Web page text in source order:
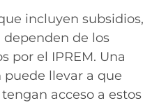
incluyen subsidios,
dependen de los
por el IPREM. Una
llevar a que
acceso a estos